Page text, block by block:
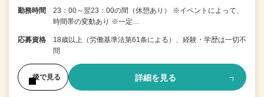
勤務時間
23：00～翌23：00の間（休憩あり） ※イベントによって、
時間帯の変動あり ※一定…
応募資格
18歳以上（労働基準法第61条による）、経験・学歴は一切不
問
後で見る 詳細を見る